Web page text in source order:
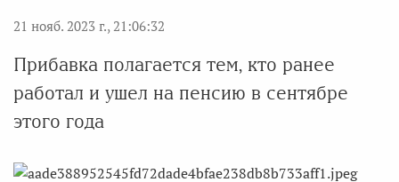
21 нояб. 2023 г., 21:06:32
Прибавка полагается тем, кто ранее
работал и ушел на пенсию в сентябре
этого года